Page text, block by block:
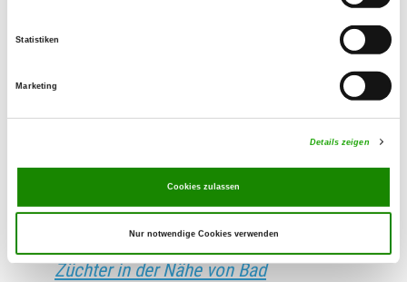
Statistiken
Marketing
Details zeigen
Cookies zulassen
Nur notwendige Cookies verwenden
Züchter in der Nähe von Bad Wildbad
Züchter in der Nähe von Bad Wildungen
Züchter in der Nähe von Bad Wilsnack
Züchter in der Nähe von Bad Wimpfen
Züchter in der Nähe von Bad
Windsheim
Züchter in der Nähe von Bad Wurzach
Züchter in der Nähe von Bad